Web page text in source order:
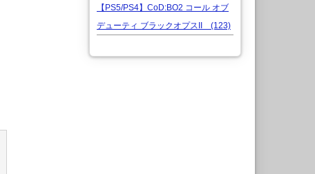
【PS5/PS4】CoD:BO2 コール オブ
デューティ ブラックオプスII (123)